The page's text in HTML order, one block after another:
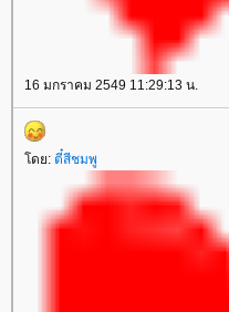
16 มกราคม 2549 11:29:13 น.
ดย: ตี๋สีชมพู